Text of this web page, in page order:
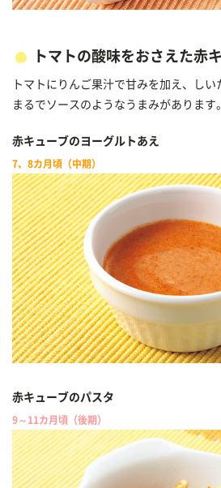
トマトの酸味をおさえた赤
トマトにりんご果汁で甘みを加え、しい
まるでソースのようなうまみがあります。
赤キューブのヨーグルトあえ
7、8カ月頃（中期）
赤キューブのパスタ
9～11カ月頃（後期）